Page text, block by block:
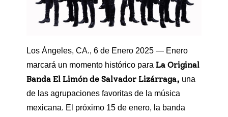
Los Ángeles, CA., 6 de Enero 2025 — Enero
marcará un momento histórico para La Original
Banda El Limón de Salvador Lizárraga, una
de las agrupaciones favoritas de la música
mexicana. El próximo 15 de enero, la banda